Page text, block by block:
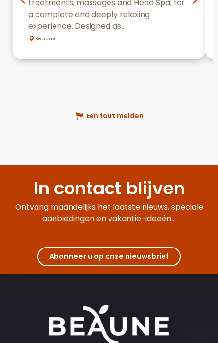
treatments, massages and Head Spa, for
a complete and deeply relaxing
experience. Designed as...
Beaune
Een fout melden
In contact blijven
Ontvang maandelijks het laatste nieuws, speciale
aanbiedingen en vakantie-ideeën...
Abonneer u op onze nieuwsbrief